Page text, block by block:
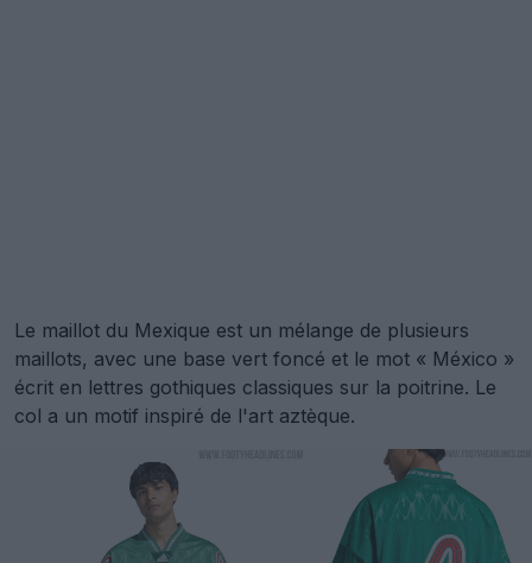
Le maillot du Mexique est un mélange de plusieurs
maillots, avec une base vert foncé et le mot « México »
écrit en lettres gothiques classiques sur la poitrine. Le
col a un motif inspiré de l'art aztèque.